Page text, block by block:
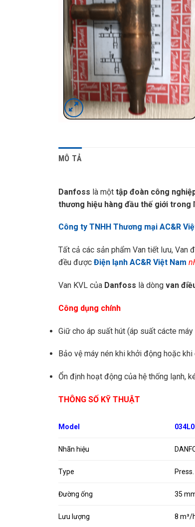
MÔ TẢ
Danfoss là một tập đoàn công
thương hiệu hàng đầu thế giới trong
Công ty TNHH Thương mại AC&R
Tất cả các sản phẩm Van tiết lưu, Van
đều được Điện lạnh AC&R Việt Nam
Van KVL của Danfoss là dòng van
Công dụng chính
Giữ cho áp suất hút (áp suất cácte
Bảo vệ máy nén khi khởi động hoặc
Ổn định hoạt động của hệ thống lạnh,
THÔNG SỐ KỸ THUẬT
Model
Nhãn hiệu
Type
Đường ống 35
Lưu lượng 8 m³/